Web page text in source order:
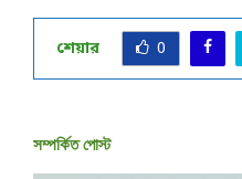
শেয়ার 0
সম্পর্কিত পোস্ট